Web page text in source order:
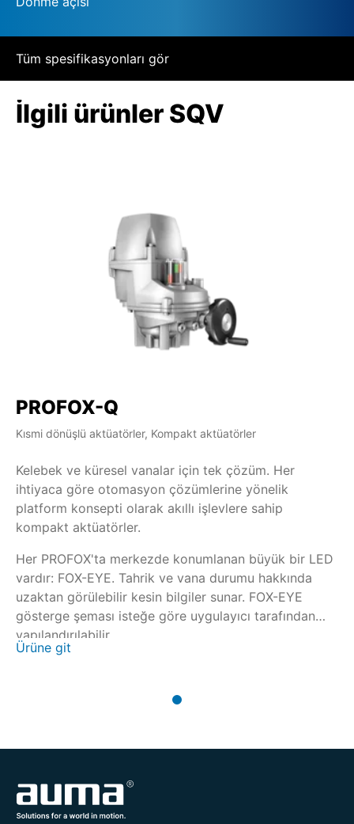
Tüm spesifikasyonları gör
İlgili ürünler SQV
PROFOX-Q
Kısmi dönüşlü aktüatörler, Kompakt aktüatörler
Kelebek ve küresel vanalar için tek çözüm. Her
ihtiyaca göre otomasyon çözümlerine yönelik
platform konsepti olarak akıllı işlevlere sahip
kompakt aktüatörler.
Her PROFOX'ta merkezde konumlanan büyük bir LED
vardır: FOX-EYE. Tahrik ve vana durumu hakkında
uzaktan görülebilir kesin bilgiler sunar. FOX-EYE
gösterge şeması isteğe göre uygulayıcı tarafından
yapılandırılabilir.
Ürüne git